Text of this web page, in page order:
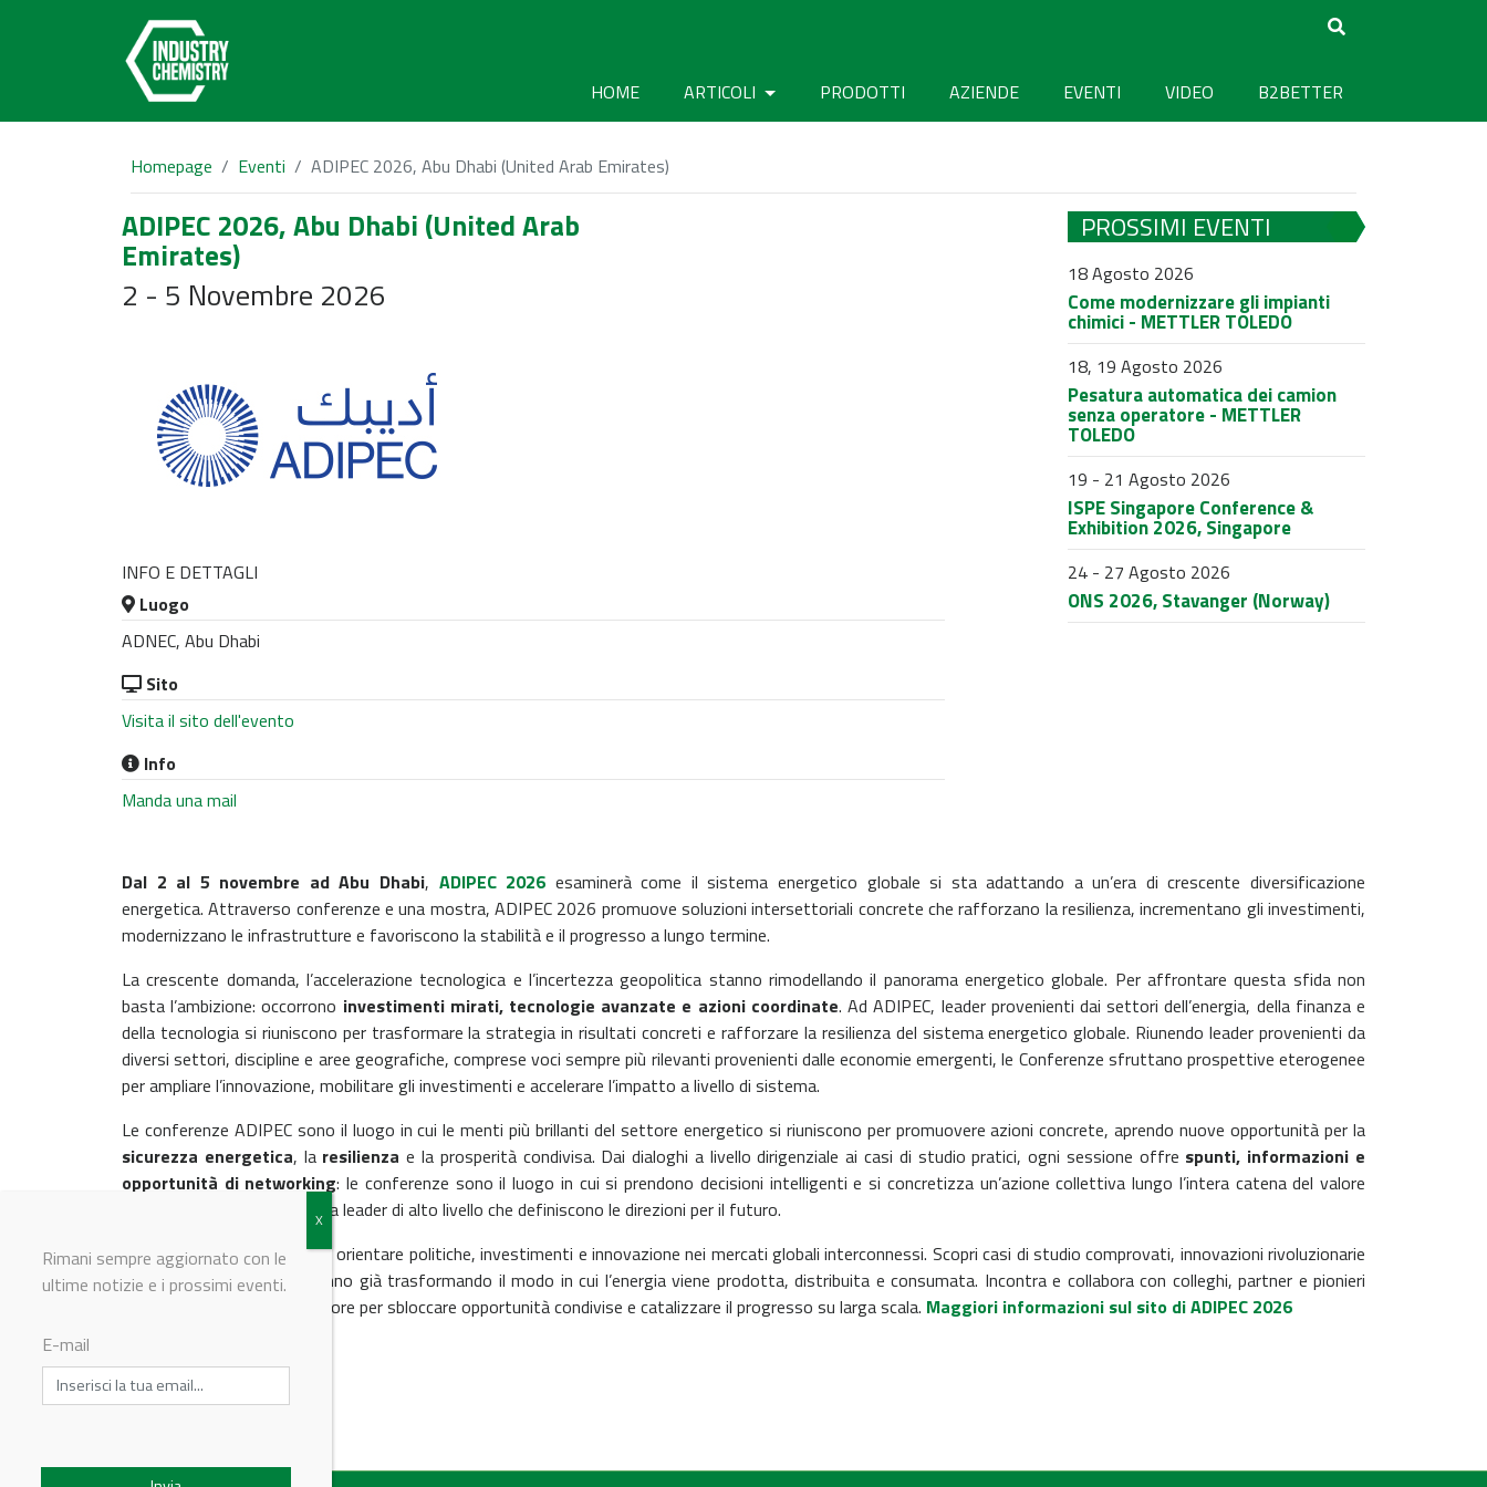
HOME ARTICOLI PRODOTTI AZIENDE EVENTI VIDEO B2BETTER
Homepage Eventi ADIPEC 2026, Abu Dhabi (United Arab Emirates)
ADIPEC 2026, Abu Dhabi (United Arab
Emirates)
2 - 5 Novembre 2026
INFO E DETTAGLI
Luogo
ADNEC, Abu Dhabi
Sito
Visita il sito dell'evento
Info
Manda una mail
PROSSIMI EVENTI
18 Agosto 2026
Come modernizzare gli impianti
chimici - METTLER TOLEDO
18, 19 Agosto 2026
Pesatura automatica dei camion
senza operatore - METTLER
TOLEDO
19 - 21 Agosto 2026
ISPE Singapore Conference &
Exhibition 2026, Singapore
24 - 27 Agosto 2026
ONS 2026, Stavanger (Norway)
Dal 2 al 5 novembre ad Abu Dhabi, ADIPEC 2026 esaminerà come il sistema energetico globale si sta adattando a un’era di crescente diversificazione
energetica.Attraverso conferenze e una mostra, ADIPEC 2026 promuove soluzioni intersettoriali concrete che rafforzano la resilienza, incrementano gli investimenti,
modernizzano le infrastrutture e favoriscono la stabilità e il progresso a lungo termine.
La crescente domanda, l’accelerazione tecnologica e l’incertezza geopolitica stanno rimodellando il panorama energetico globale. Per affrontare questa sfida non
basta l’ambizione: occorrono investimenti mirati, tecnologie avanzate e azioni coordinate.Ad ADIPEC, leader provenienti dai settori dell’energia, della finanza e
della tecnologia si riuniscono per trasformare la strategia in risultati concreti e rafforzare la resilienza del sistema energetico globale. Riunendo leader provenienti da
diversi settori, discipline e aree geografiche, comprese voci sempre più rilevanti provenienti dalle economie emergenti, le Conferenze sfruttano prospettive eterogenee
per ampliare l’innovazione, mobilitare gli investimenti e accelerare l’impatto a livello di sistema.
Le conferenze ADIPEC sono il luogo in cui le menti più brillanti del settore energetico si riuniscono per promuovere azioni concrete, aprendo nuove opportunità per la
sicurezza energetica, la resilienza e la prosperità condivisa. Dai dialoghi a livello dirigenziale ai casi di studio pratici, ogni sessione offre spunti, informazioni e
opportunità di networking: le conferenze sono il luogo in cui si prendono decisioni intelligenti e si concretizza un’azione collettiva lungo l’intera catena del valore
energetico globale. Unisciti a leader di alto livello che definiscono le direzioni per il futuro.
Acquisisci conoscenze utili a orientare politiche, investimenti e innovazione nei mercati globali interconnessi. Scopri casi di studio comprovati, innovazioni rivoluzionarie
e strumenti pratici che stanno già trasformando il modo in cui l’energia viene prodotta, distribuita e consumata. Incontra e collabora con colleghi, partner e pionieri
lungo tutta la catena del valore per sbloccare opportunità condivise e catalizzare il progresso su larga scala. Maggiori informazioni sul sito di ADIPEC 2026
© Riproduzione riservata
Rimani sempre aggiornato con le
ultime notizie e i prossimi eventi.
E-mail